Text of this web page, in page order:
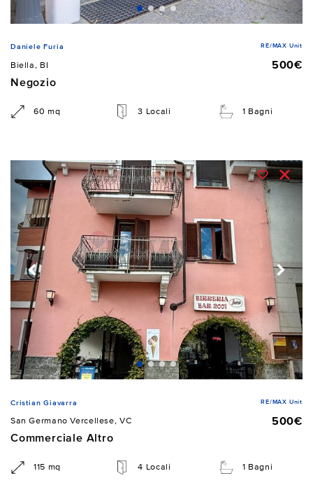
Daniele Furia RE/MAX Unit
Biella, BI
500€
Negozio
60 mq 3 Locali 1 Bagni
Cristian Giavarra RE/MAX Unit
San Germano Vercellese, VC
500€
Commerciale Altro
115 mq 4 Locali 1 Bagni